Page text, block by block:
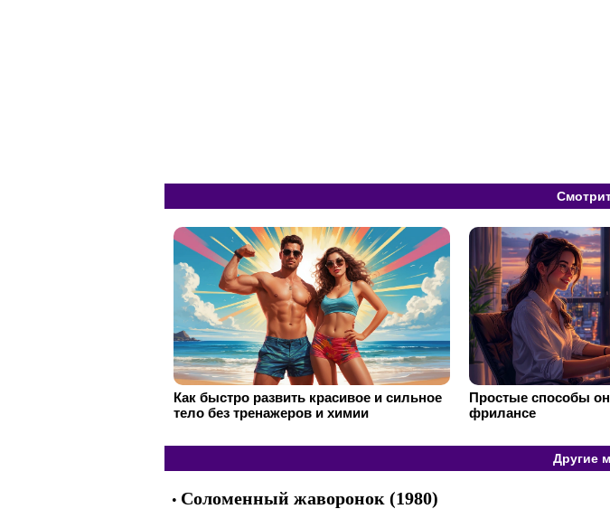
Как быстро развить красивое и сильное
тело без тренажеров и химии
Простые способы
фрилансе
Другие
• Соломенный жаворонок (1980)